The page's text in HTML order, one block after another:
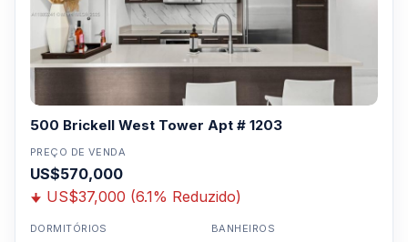
500 Brickell West Tower Apt # 1203
PREÇO DE VENDA
US$570,000
US$37,000 (6.1% Reduzido)
DORMITÓRIOS BANHEIROS